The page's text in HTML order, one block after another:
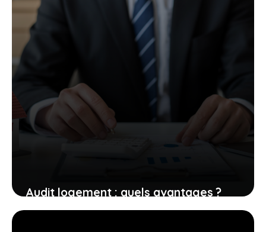
Audit logement : quels avantages ?
3 juin 2026